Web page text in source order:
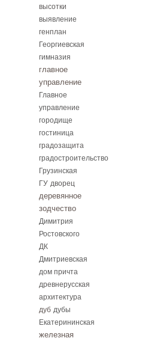
высотки
выявление
генплан
Георгиевская
гимназия
главное
управление
Главное
управление
городище
гостиница
градозащита
градостроительство
Грузинская
ГУ дворец
деревянное
зодчество
Димитрия
Ростовского
ДК
Дмитриевская
дом причта
древнерусская
архитектура
дуб дубы
Екатерининская
железная